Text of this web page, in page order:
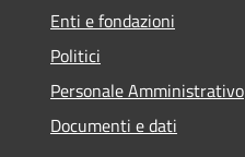
Enti e fondazioni
Politici
Personale Amministrativo
Documenti e dati